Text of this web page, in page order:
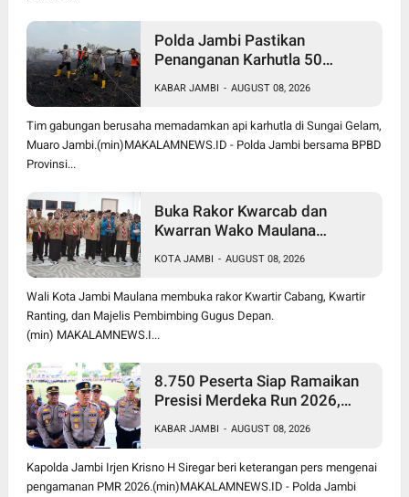
Polda Jambi Pastikan
Penanganan Karhutla 50
Berjalan Maksimal
KABAR JAMBI - AUGUST 08, 2026
Tim gabungan berusaha memadamkan api karhutla di Sungai Gelam,
Muaro Jambi.(min)MAKALAMNEWS.ID - Polda Jambi bersama BPBD
Provinsi...
Buka Rakor Kwarcab dan
Kwarran Wako Maulana
Kemas Faried Targetkan 1.000
Pramuka Garuda
KOTA JAMBI - AUGUST 08, 2026
Wali Kota Jambi Maulana membuka rakor Kwartir Cabang, Kwartir
Ranting, dan Majelis Pembimbing Gugus Depan.
(min) MAKALAMNEWS.I...
8.750 Peserta Siap Ramaikan
Presisi Merdeka Run 2026,
Personel untuk Pengamanan
KABAR JAMBI - AUGUST 08, 2026
Kapolda Jambi Irjen Krisno H Siregar beri keterangan pers mengenai
pengamanan PMR 2026.(min)MAKALAMNEWS.ID - Polda Jambi